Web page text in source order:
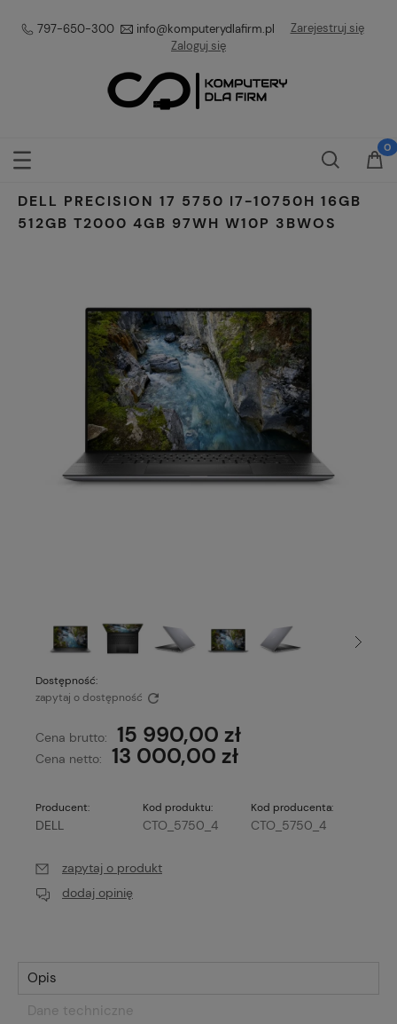
797-650-300 info@komputerydlafirm.pl
Zarejestruj się
Zaloguj się
DELL PRECISION 17 5750 I7-10750H 16GB
512GB T2000 4GB 97WH W10P 3BWOS
Dostępność:
zapytaj o dostępność
Cena brutto: 15 990,00 zł
Cena netto: 13 000,00 zł
Producent:
DELL
Kod produktu:
CTO_5750_4
Kod producenta:
CTO_5750_4
zapytaj o produkt
dodaj opinię
Opis
Dane techniczne